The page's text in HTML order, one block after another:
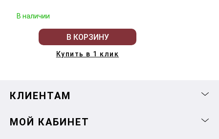
В наличии
В КОРЗИНУ
Купить в 1 клик
КЛИЕНТАМ
МОЙ КАБИНЕТ